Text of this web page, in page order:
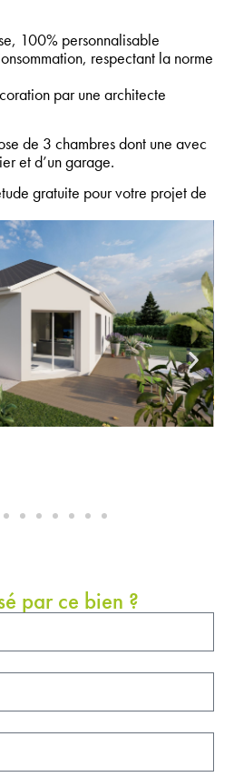
100% personnalisable
respectant la norme
par une architecte
de 3 chambres dont une avec
et d’un garage.
gratuite pour votre projet de
par ce bien ?